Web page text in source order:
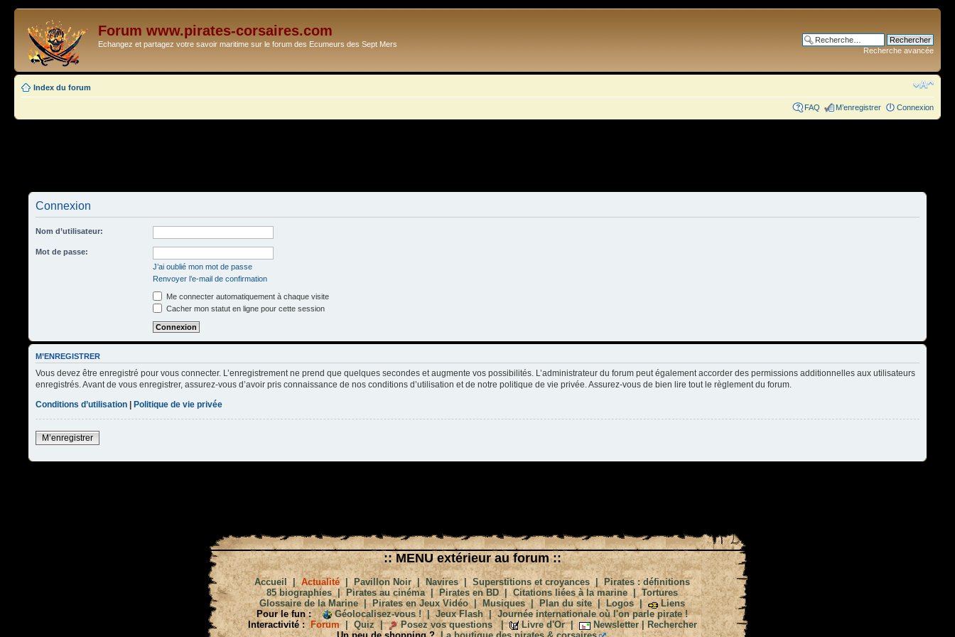
Forum www.pirates-corsaires.com
Echangez et partagez votre savoir maritime sur le forum des Ecumeurs des Sept Mers
Recherche avancée
Index du forum
FAQ M’enregistrer Connexion
Connexion
Nom d’utilisateur:
Mot de passe:
J’ai oublié mon mot de passe
Renvoyer l’e-mail de confirmation
Me connecter automatiquement à chaque visite
Cacher mon statut en ligne pour cette session
M’ENREGISTRER
Vous devez être enregistré pour vous connecter. L’enregistrement ne prend que quelques secondes et augmente vos possibilités. L’administrateur du forum peut également accorder des permissions additionnelles aux utilisateurs
enregistrés. Avant de vous enregistrer, assurez-vous d’avoir pris connaissance de nos conditions d’utilisation et de notre politique de vie privée. Assurez-vous de bien lire tout le règlement du forum.
Conditions d’utilisation | Politique de vie privée
M’enregistrer
:: MENU extérieur au forum ::
Accueil|Actualité|Pavillon Noir|Navires|Superstitions et croyances|Pirates : définitions
85 biographies| Pirates au cinéma|Pirates en BD|Citations liées à la marine|Tortures
Glossaire de la Marine|Pirates en Jeux Vidéo|Musiques|Plan du site|Logos|
Liens
Pour le fun :
Géolocalisez-vous !|Jeux Flash|Journée internationale où l'on parle pirate !
Interactivité : Forum| Quiz| Posez vos questions| Livre d'Or| Newsletter| Rechercher